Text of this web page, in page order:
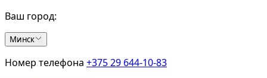
Ваш город:
Минск
Номер телефона +375 29 644-10-83